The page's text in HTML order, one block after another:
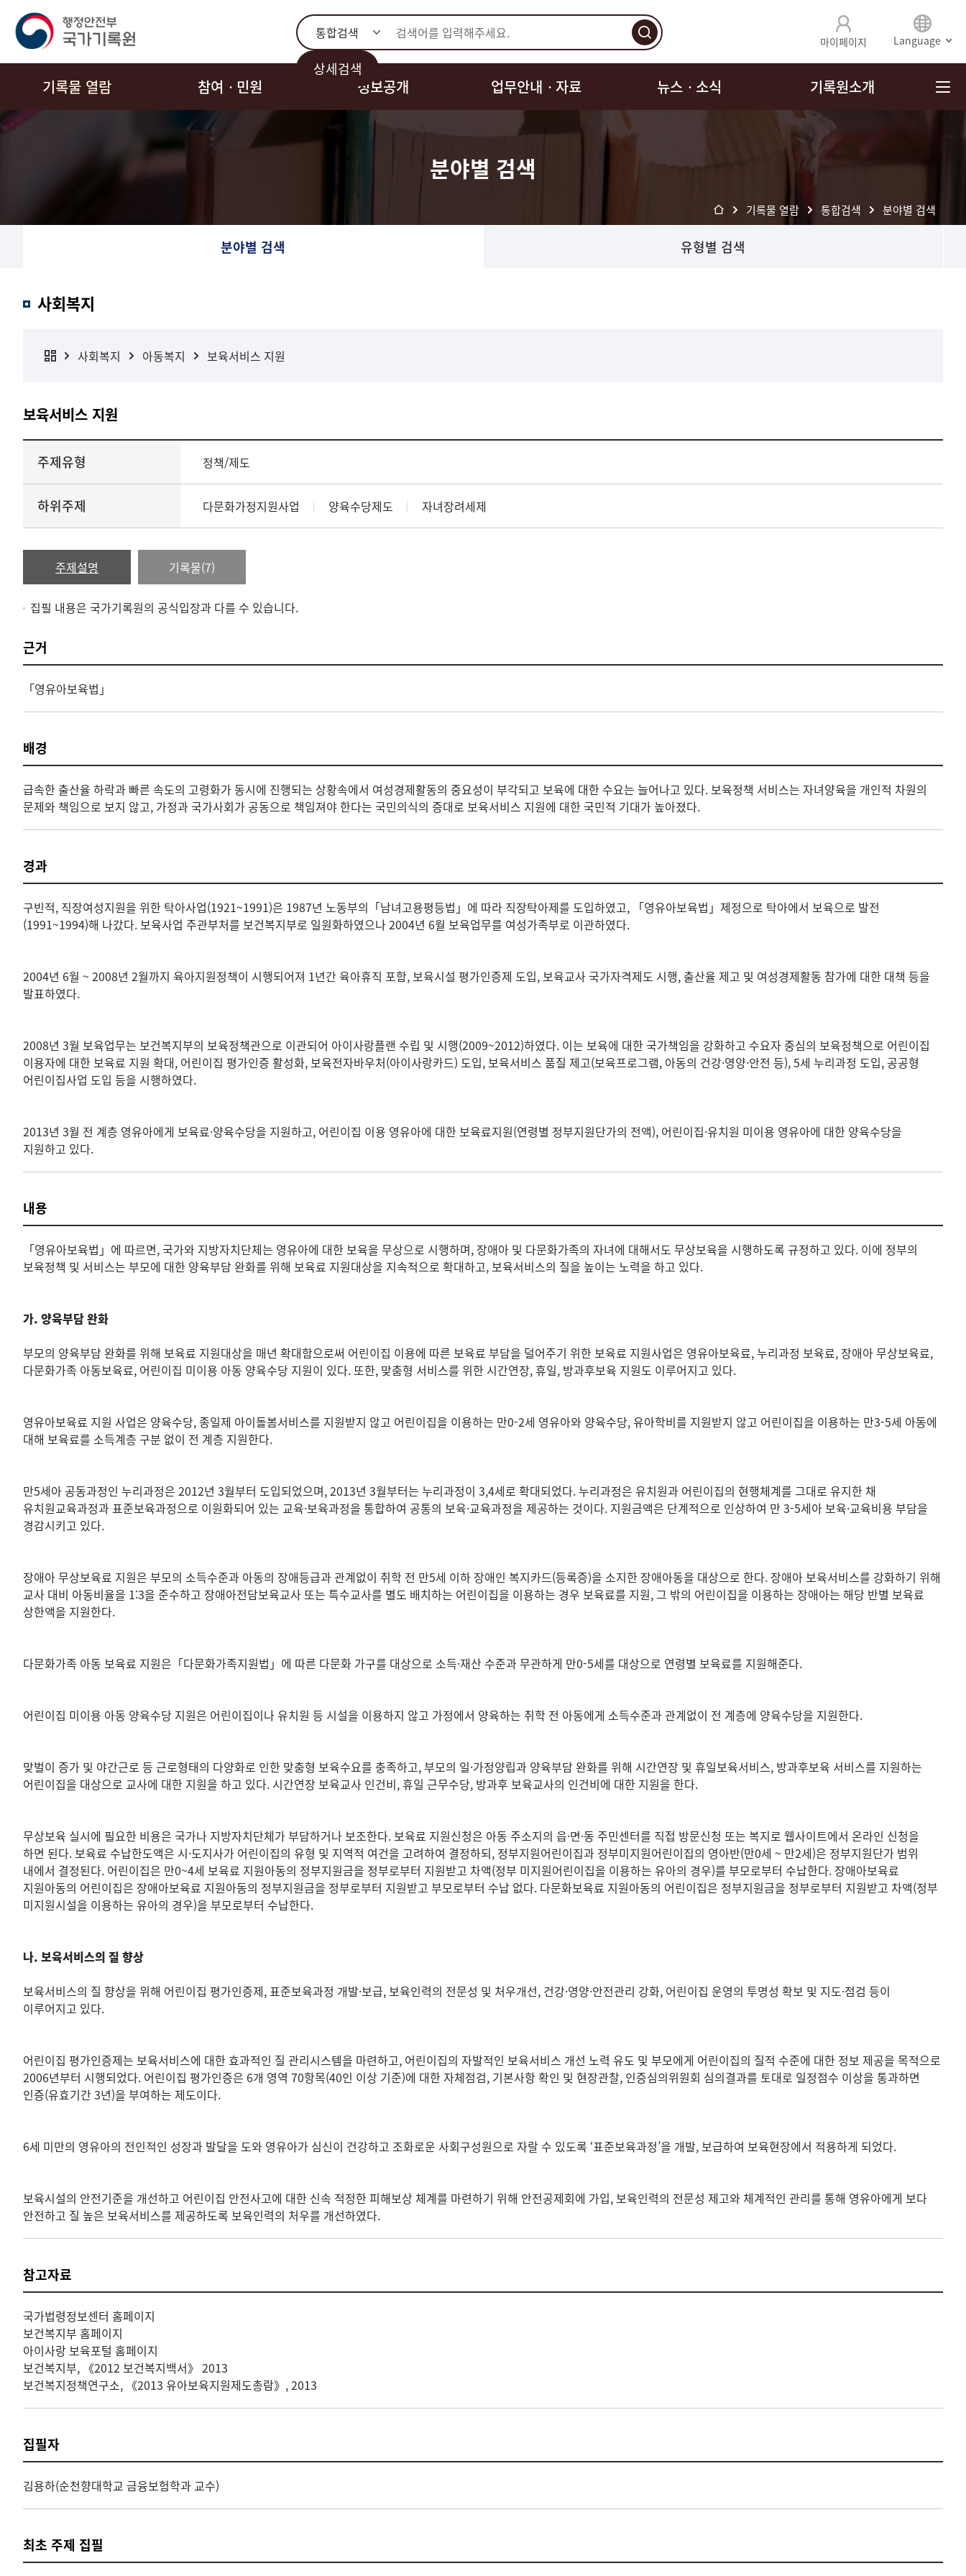
통합검색
상세검색
마이페이지 Language
기록물 열람 참여ㆍ민원 정보공개 업무안내ㆍ자료 뉴스ㆍ소식 기록원소개
분야별 검색
기록물 열람 통합검색 분야별 검색
분야별 검색 유형별 검색
사회복지
사회복지 아동복지 보육서비스 지원
보육서비스 지원
주제유형 정책/제도
하위주제 다문화가정지원사업 양육수당제도 자녀장려세제
주제설명 기록물(7)
집필 내용은 국가기록원의 공식입장과 다를 수 있습니다.
근거
「영유아보육법」
배경
급속한 출산율 하락과 빠른 속도의 고령화가 동시에 진행되는 상황속에서 여성경제활동의 중요성이 부각되고 보육에 대한 수요는 늘어나고 있다. 보육정책 서비스는 자녀양육을 개인적 차원의
문제와 책임으로 보지 않고, 가정과 국가사회가 공동으로 책임져야 한다는 국민의식의 증대로 보육서비스 지원에 대한 국민적 기대가 높아졌다.
경과
구빈적, 직장여성지원을 위한 탁아사업(1921~1991)은 1987년 노동부의「남녀고용평등법」에 따라 직장탁아제를 도입하였고, 「영유아보육법」제정으로 탁아에서 보육으로 발전
(1991~1994)해 나갔다. 보육사업 주관부처를 보건복지부로 일원화하였으나 2004년 6월 보육업무를 여성가족부로 이관하였다.
2004년 6월 ~ 2008년 2월까지 육아지원정책이 시행되어져 1년간 육아휴직 포함, 보육시설 평가인증제 도입, 보육교사 국가자격제도 시행, 출산율 제고 및 여성경제활동 참가에 대한 대책 등을
발표하였다.
2008년 3월 보육업무는 보건복지부의 보육정책관으로 이관되어 아이사랑플랜 수립 및 시행(2009~2012)하였다. 이는 보육에 대한 국가책임을 강화하고 수요자 중심의 보육정책으로 어린이집
이용자에 대한 보육료 지원 확대, 어린이집 평가인증 활성화, 보육전자바우처(아이사랑카드) 도입, 보육서비스 품질 제고(보육프로그램, 아동의 건강·영양·안전 등), 5세 누리과정 도입, 공공형
어린이집사업 도입 등을 시행하였다.
2013년 3월 전 계층 영유아에게 보육료·양육수당을 지원하고, 어린이집 이용 영유아에 대한 보육료지원(연령별 정부지원단가의 전액), 어린이집·유치원 미이용 영유아에 대한 양육수당을
지원하고 있다.
내용
「영유아보육법」에 따르면, 국가와 지방자치단체는 영유아에 대한 보육을 무상으로 시행하며, 장애아 및 다문화가족의 자녀에 대해서도 무상보육을 시행하도록 규정하고 있다. 이에 정부의
보육정책 및 서비스는 부모에 대한 양육부담 완화를 위해 보육료 지원대상을 지속적으로 확대하고, 보육서비스의 질을 높이는 노력을 하고 있다.
가. 양육부담 완화
부모의 양육부담 완화를 위해 보육료 지원대상을 매년 확대함으로써 어린이집 이용에 따른 보육료 부담을 덜어주기 위한 보육료 지원사업은 영유아보육료, 누리과정 보육료, 장애아 무상보육료,
다문화가족 아동보육료, 어린이집 미이용 아동 양육수당 지원이 있다. 또한, 맞춤형 서비스를 위한 시간연장, 휴일, 방과후보육 지원도 이루어지고 있다.
영유아보육료 지원 사업은 양육수당, 종일제 아이돌봄서비스를 지원받지 않고 어린이집을 이용하는 만0-2세 영유아와 양육수당, 유아학비를 지원받지 않고 어린이집을 이용하는 만3-5세 아동에
대해 보육료를 소득계층 구분 없이 전 계층 지원한다.
만5세아 공동과정인 누리과정은 2012년 3월부터 도입되었으며, 2013년 3월부터는 누리과정이 3,4세로 확대되었다. 누리과정은 유치원과 어린이집의 현행체계를 그대로 유지한 채
유치원교육과정과 표준보육과정으로 이원화되어 있는 교육·보육과정을 통합하여 공통의 보육·교육과정을 제공하는 것이다. 지원금액은 단계적으로 인상하여 만 3-5세아 보육·교육비용 부담을
경감시키고 있다.
장애아 무상보육료 지원은 부모의 소득수준과 아동의 장애등급과 관계없이 취학 전 만5세 이하 장애인 복지카드(등록증)을 소지한 장애아동을 대상으로 한다. 장애아 보육서비스를 강화하기 위해
교사 대비 아동비율을 1:3을 준수하고 장애아전담보육교사 또는 특수교사를 별도 배치하는 어린이집을 이용하는 경우 보육료를 지원, 그 밖의 어린이집을 이용하는 장애아는 해당 반별 보육료
상한액을 지원한다.
다문화가족 아동 보육료 지원은「다문화가족지원법」에 따른 다문화 가구를 대상으로 소득·재산 수준과 무관하게 만0-5세를 대상으로 연령별 보육료를 지원해준다.
어린이집 미이용 아동 양육수당 지원은 어린이집이나 유치원 등 시설을 이용하지 않고 가정에서 양육하는 취학 전 아동에게 소득수준과 관계없이 전 계층에 양육수당을 지원한다.
맞벌이 증가 및 야간근로 등 근로형태의 다양화로 인한 맞춤형 보육수요를 충족하고, 부모의 일·가정양립과 양육부담 완화를 위해 시간연장 및 휴일보육서비스, 방과후보육 서비스를 지원하는
어린이집을 대상으로 교사에 대한 지원을 하고 있다. 시간연장 보육교사 인건비, 휴일 근무수당, 방과후 보육교사의 인건비에 대한 지원을 한다.
무상보육 실시에 필요한 비용은 국가나 지방자치단체가 부담하거나 보조한다. 보육료 지원신청은 아동 주소지의 읍·면·동 주민센터를 직접 방문신청 또는 복지로 웹사이트에서 온라인 신청을
하면 된다. 보육료 수납한도액은 시·도지사가 어린이집의 유형 및 지역적 여건을 고려하여 결정하되, 정부지원어린이집과 정부미지원어린이집의 영아반(만0세 ~ 만2세)은 정부지원단가 범위
내에서 결정된다. 어린이집은 만0~4세 보육료 지원아동의 정부지원금을 정부로부터 지원받고 차액(정부 미지원어린이집을 이용하는 유아의 경우)를 부모로부터 수납한다. 장애아보육료
지원아동의 어린이집은 장애아보육료 지원아동의 정부지원금을 정부로부터 지원받고 부모로부터 수납 없다. 다문화보육료 지원아동의 어린이집은 정부지원금을 정부로부터 지원받고 차액(정부
미지원시설을 이용하는 유아의 경우)을 부모로부터 수납한다.
나. 보육서비스의 질 향상
보육서비스의 질 향상을 위해 어린이집 평가인증제, 표준보육과정 개발·보급, 보육인력의 전문성 및 처우개선, 건강·영양·안전관리 강화, 어린이집 운영의 투명성 확보 및 지도·점검 등이
이루어지고 있다.
어린이집 평가인증제는 보육서비스에 대한 효과적인 질 관리시스템을 마련하고, 어린이집의 자발적인 보육서비스 개선 노력 유도 및 부모에게 어린이집의 질적 수준에 대한 정보 제공을 목적으로
2006년부터 시행되었다. 어린이집 평가인증은 6개 영역 70항목(40인 이상 기준)에 대한 자체점검, 기본사항 확인 및 현장관찰, 인증심의위원회 심의결과를 토대로 일정점수 이상을 통과하면
인증(유효기간 3년)을 부여하는 제도이다.
6세 미만의 영유아의 전인적인 성장과 발달을 도와 영유아가 심신이 건강하고 조화로운 사회구성원으로 자랄 수 있도록 ‘표준보육과정’을 개발, 보급하여 보육현장에서 적용하게 되었다.
보육시설의 안전기준을 개선하고 어린이집 안전사고에 대한 신속 적정한 피해보상 체계를 마련하기 위해 안전공제회에 가입, 보육인력의 전문성 제고와 체계적인 관리를 통해 영유아에게 보다
안전하고 질 높은 보육서비스를 제공하도록 보육인력의 처우를 개선하였다.
참고자료
국가법령정보센터 홈페이지
보건복지부 홈페이지
아이사랑 보육포털 홈페이지
보건복지부, 《2012 보건복지백서》 2013
보건복지정책연구소, 《2013 유아보육지원제도총람》, 2013
집필자
김용하(순천향대학교 금융보험학과 교수)
최초 주제 집필